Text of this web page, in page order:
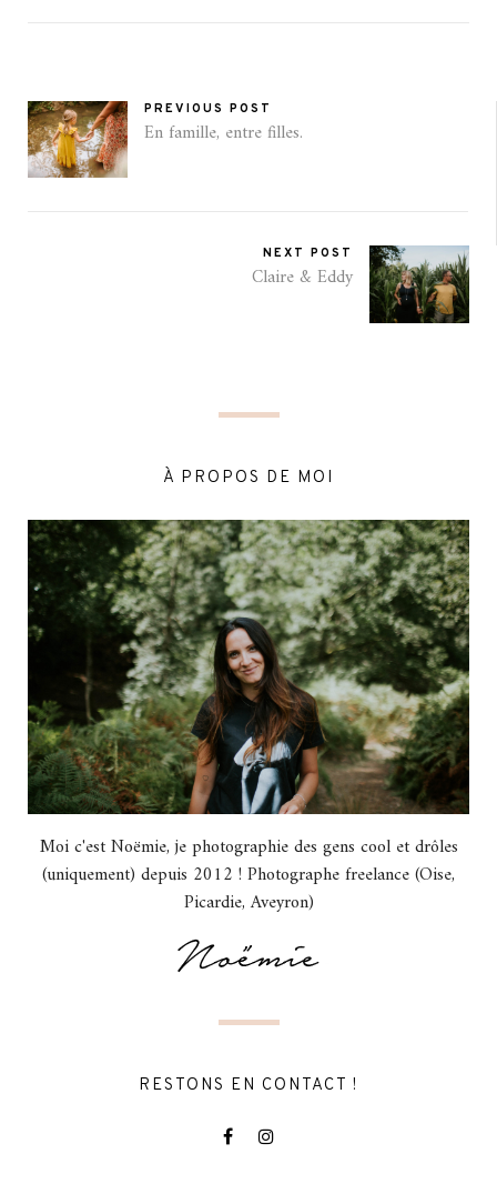
PREVIOUS POST
En famille, entre filles.
NEXT POST
Claire & Eddy
À PROPOS DE MOI
Moi c'est Noëmie, je photographie des gens cool et drôles
(uniquement) depuis 2012 ! Photographe freelance (Oise,
Picardie, Aveyron)
RESTONS EN CONTACT !